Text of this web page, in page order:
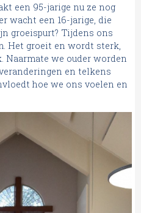
een 95-jarige nu ze nog
wacht een 16-jarige, die
groeispurt? Tijdens ons
Het groeit en wordt sterk,
we ouder worden
en telkens
hoe we ons voelen en